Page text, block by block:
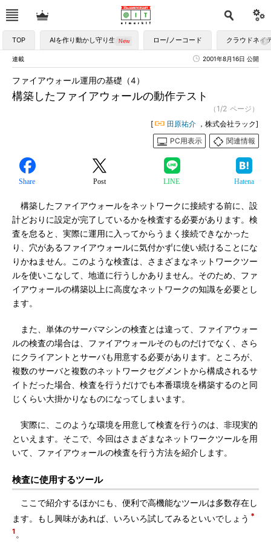
TOP AIを作り動かし守り生かす ロー/ノーコード クラウドネイ
連載 2001年8月16日 公開
構築したファイアウォールの動作テスト
ファイアウォール運用の基礎（4）
（1/2 ページ）
[
田原祐介 ，株式会社ラック]
PC用表示
関連情報
Share Post LINE Hatena
構築したファイアウォールをネットワークに接続する前に、設
計どおりに設定が完了しているかを検査する必要があります。検
査を怠ると、実際に運用に入ってからうまく接続できなかった
り、穴があるファイアウォールに気付かずに使い続けることにな
りかねません。このような検査は、さまざまなネットワークツー
ルを使いこなして、地道に行うしかありません。そのため、ファ
イアウォールの構築以上に高度なネットワークの知識を必要とし
ます。
また、単体のサーバマシンの検査とは違って、ファイアウォー
ルの検査の場合は、ファイアウォールそのものだけでなく、さら
にクライアントとサーバも用意する必要があります。ところが、
複数のサーバと複数のネットワークセグメントから構成されるサ
イトだった場合、検査を行うだけでも本番環境を構築するのと同
じくらい大掛かりなものになってしまいます。
実際に、このような環境を用意して検査を行うのは、非現実的
といえます。そこで、今回はさまざまなネットワークツールを用
いて、ファイアウォールの検査を行う方法を紹介します。
検査に使用するツール
ここで紹介するほかにも、便利で高機能なツールは多数存在し
ます。もし興味があれば、いろいろ試してみるといいでしょう ＊
1